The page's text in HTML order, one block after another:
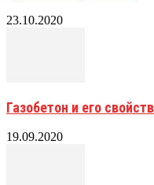
23.10.2020
Газобетон и его
19.09.2020